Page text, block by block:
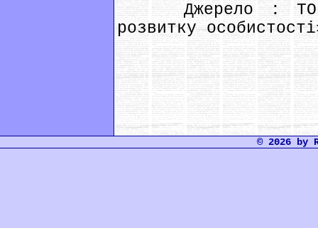
Джерело : ТО
розвитку
© 2026 by